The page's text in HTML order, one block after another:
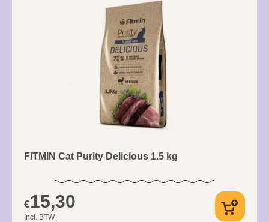
FITMIN Cat Purity Delicious 1.5 kg
€15,30
Incl. BTW